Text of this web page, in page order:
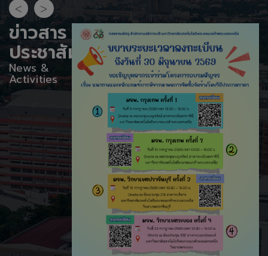
ข่าวสาร
ประชาสัมพันธ์
News &
Activities
< >
กำนัลจาก